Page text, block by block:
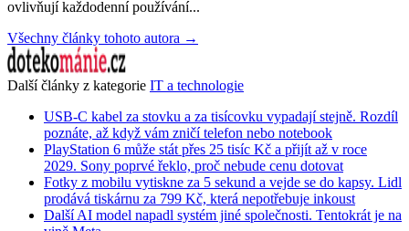
ovlivňují každodenní používání...
Všechny články tohoto autora →
Další články z kategorie IT a technologie
USB-C kabel za stovku a za tisícovku vypadají stejně. Rozdíl
poznáte, až když vám zničí telefon nebo notebook
PlayStation 6 může stát přes 25 tisíc Kč a přijít až v roce
2029. Sony poprvé řeklo, proč nebude cenu dotovat
Fotky z mobilu vytiskne za 5 sekund a vejde se do kapsy. Lidl
prodává tiskárnu za 799 Kč, která nepotřebuje inkoust
Další AI model napadl systém jiné společnosti. Tentokrát je na